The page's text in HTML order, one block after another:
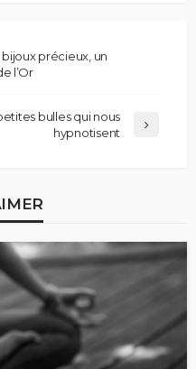
précieux, un
l’Or
bulles qui nous
hypnotisent